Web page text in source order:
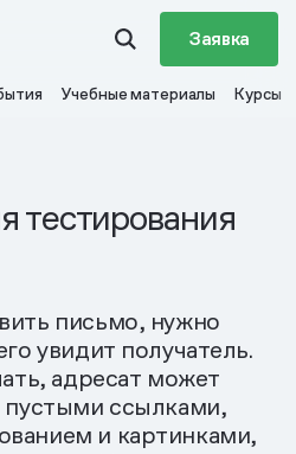
Заявка
Учебные материалы Курсы
тестирования
письмо, нужно
увидит получатель.
адресат может
пустыми ссылками,
и картинками,